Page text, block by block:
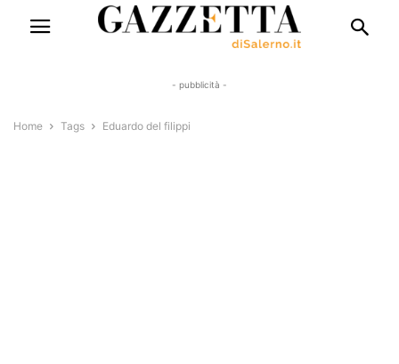
- pubblicità -
Home Tags Eduardo del filippi